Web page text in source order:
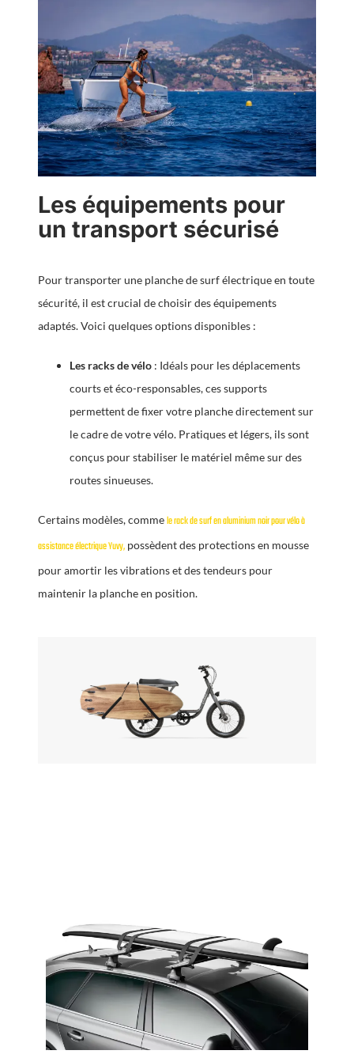
Les équipements pour
un transport sécurisé
Pour transporter une planche de surf électrique en toute
sécurité, il est crucial de choisir des équipements
adaptés. Voici quelques options disponibles :
Les racks de vélo : Idéals pour les déplacements
courts et éco-responsables, ces supports
permettent de fixer votre planche directement sur
le cadre de votre vélo. Pratiques et légers, ils sont
conçus pour stabiliser le matériel même sur des
routes sinueuses.
Certains modèles, commele rack de surf en aluminium noir pour vélo à
assistance électrique Yuvy, possèdent des protections en mousse
pour amortir les vibrations et des tendeurs pour
maintenir la planche en position.